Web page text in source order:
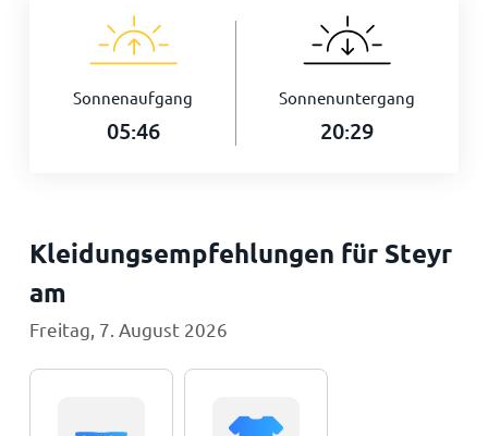
Sonnenaufgang
05:46
Sonnenuntergang
20:29
Kleidungsempfehlungen für Steyr
am
Freitag, 7. August 2026